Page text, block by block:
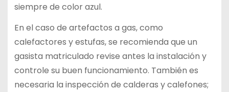
siempre de color azul.
En el caso de artefactos a gas, como
calefactores y estufas, se recomienda que un
gasista matriculado revise antes la instalación y
controle su buen funcionamiento. También es
necesaria la inspección de calderas y calefones;